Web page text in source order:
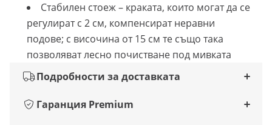
Стабилен стоеж – краката, които могат да се
регулират с 2 см, компенсират неравни
подове; с височина от 15 см те също така
позволяват лесно почистване под мивката
Подробности за доставката
Гаранция Premium